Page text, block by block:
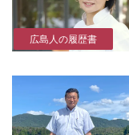
広島人の履歴書